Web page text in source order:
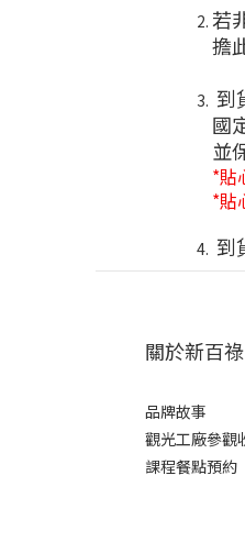
若
擔
到
國
並
*貼
*貼
到
關於新百祿
品牌故事
觀光工廠參觀
課程餐點預約